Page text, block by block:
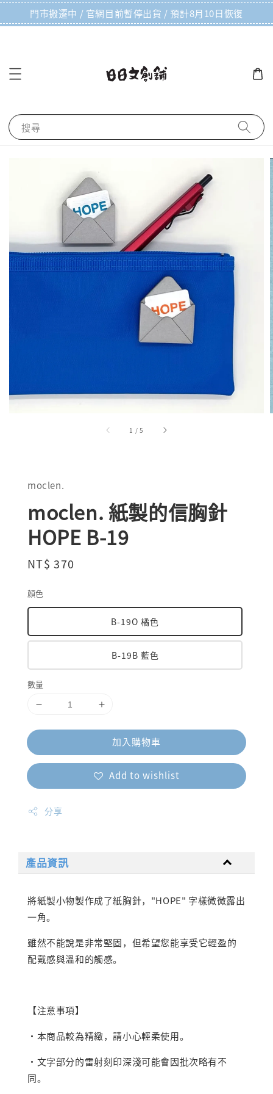
門市搬遷中 / 官網目前暫停出貨 / 預計8月10日恢復
搜尋
1 /5
moclen.
moclen. 紙製的信胸針
HOPE B-19
Regular
NT$ 370
顏色
B-19O 橘色
B-19B 藍色
數量
加入購物車
Add to wishlist
分享
產品資訊
將紙製小物製作成了紙胸針，"HOPE" 字樣微微露出
一角。
雖然不能說是非常堅固，但希望您能享受它輕盈的
配戴感與溫和的觸感。
【注意事項】
・本商品較為精緻，請小心輕柔使用。
・文字部分的雷射刻印深淺可能會因批次略有不
同。